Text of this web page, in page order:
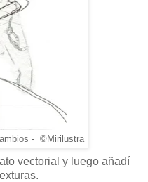
- ©Mirilustra
vectorial y luego añadí